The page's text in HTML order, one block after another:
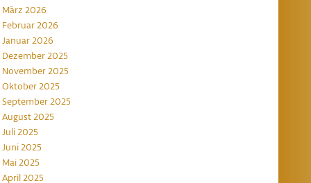
März 2026
Februar 2026
Januar 2026
Dezember 2025
November 2025
Oktober 2025
September 2025
August 2025
Juli 2025
Juni 2025
Mai 2025
April 2025